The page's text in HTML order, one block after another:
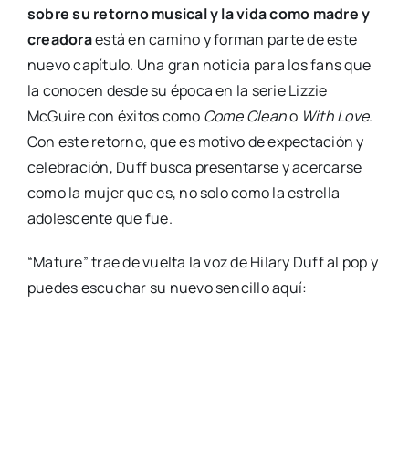
sobre su retorno musical y la vida como madre y
creadoraestá en camino y forman parte de este
nuevo capítulo. Una gran noticia para los fans que
la conocen desde su época en la serie Lizzie
McGuire con éxitos como Come Cleano With Love.
Con este retorno, que es motivo de expectación y
celebración, Duff busca presentarse y acercarse
como la mujer que es, no solo como la estrella
adolescente que fue.
“Mature” trae de vuelta la voz de Hilary Duff al pop y
puedes escuchar su nuevo sencillo aquí: